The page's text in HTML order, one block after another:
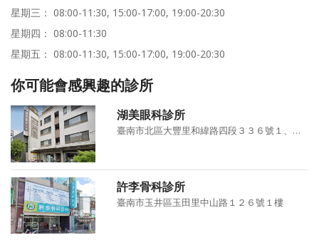
星期三： 08:00-11:30, 15:00-17:00, 19:00-20:30
星期四： 08:00-11:30
星期五： 08:00-11:30, 15:00-17:00, 19:00-20:30
你可能會感興趣的診所
湖美眼科診所
臺南市北區大豐里和緯路四段３３６號１、２樓
許李骨科診所
臺南市玉井區玉田里中山路１２６號１樓